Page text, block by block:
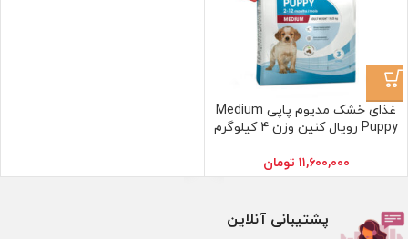
غذای خشک مدیوم پاپی Medium
Puppy رویال کنین وزن 4 کیلوگرم
۱۱,۶۰۰,۰۰۰ تومان
پشتیبانی آنلاین